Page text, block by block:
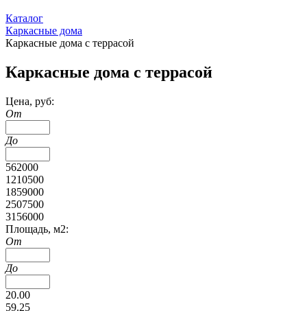
Каталог
Каркасные дома
Каркасные дома с террасой
Каркасные дома с террасой
Цена, руб:
От
До
562000
1210500
1859000
2507500
3156000
Площадь, м2:
От
До
20.00
59.25